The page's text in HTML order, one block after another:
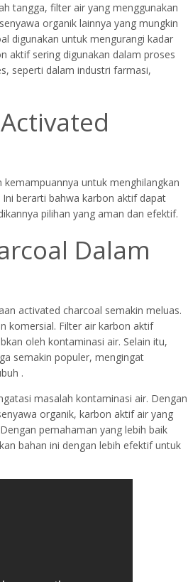
tangga, filter air yang menggunakan
organik lainnya yang mungkin
digunakan untuk mengurangi kadar
aktif sering digunakan dalam proses
seperti dalam industri farmasi,
untuk menghilangkan
berarti bahwa karbon aktif dapat
pilihan yang aman dan efektif.
Dalam
activated charcoal semakin meluas.
komersial. Filter air karbon aktif
oleh kontaminasi air. Selain itu,
semakin populer, mengingat
.
masalah kontaminasi air. Dengan
organik, karbon aktif air yang
pemahaman yang lebih baik
bahan ini dengan lebih efektif untuk